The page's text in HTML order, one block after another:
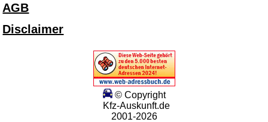
AGB
Disclaimer
© Copyright
Kfz-Auskunft.de
2001-2026